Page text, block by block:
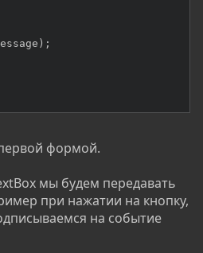
) ;
формой.
мы будем передавать
при нажатии на кнопку,
на событие